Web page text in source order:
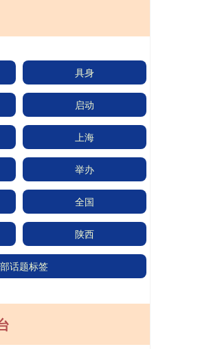
具身
启动
上海
举办
全国
陕西
话题标签